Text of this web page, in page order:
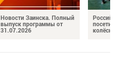
Новости Заинска. Полный
выпуск программы от
31.07.2026